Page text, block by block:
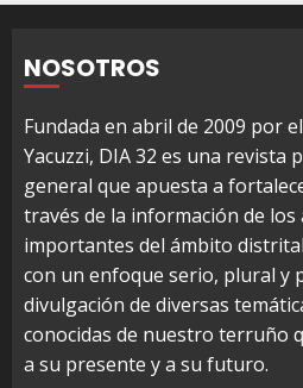
NOSOTROS
Fundada en abril de 2009 por
Yacuzzi, DIA 32 es una revista
general que apuesta a
través de la información de
importantes del ámbito
con un enfoque serio, plural y
divulgación de diversas
conocidas de nuestro terruño
a su presente y a su futuro.